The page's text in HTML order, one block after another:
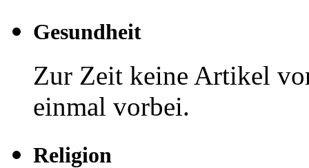
Gesundheit
Zur Zeit keine Artikel
einmal vorbei.
Religion